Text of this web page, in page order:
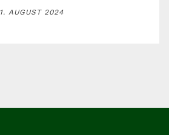
AUGUST 2024